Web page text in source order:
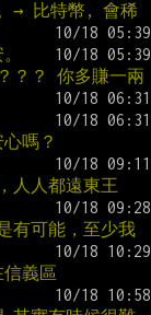
→ 比特幣, 會稀
？？ 你多賺一兩
嗎？
人人都遠東王
有可能，至少我
義區